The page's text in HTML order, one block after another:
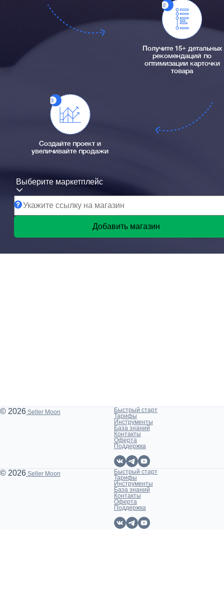
Получите 15+ детальных
рекомендаций по
оптимизации карточки
товара
Создайте проект и
увеличивайте продажи
Выберите маркетплейс
Добавить магазин
© 2026 Seller Moon
Быстрый старт
Тарифы
Инструменты
База знаний
Контакты
Оферта
Поддержка
© 2026 Seller Moon
Быстрый старт
Тарифы
Инструменты
База знаний
Контакты
Оферта
Поддержка